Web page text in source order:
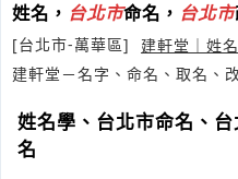
姓名， 台北市命名， 台北市
[台北市-萬華區]
建軒堂｜姓
建軒堂－名字、命名、取名、
姓名學、台北市命名、
名